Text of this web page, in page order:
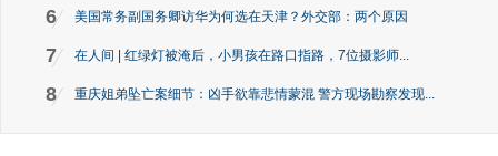
6 美国常务副国务卿访华为何选在天津？外交部：两个原因
7 在人间 | 红绿灯被淹后，小男孩在路口指路，7位摄影师...
8 重庆姐弟坠亡案细节：凶手欲靠悲情蒙混 警方现场勘察发现...